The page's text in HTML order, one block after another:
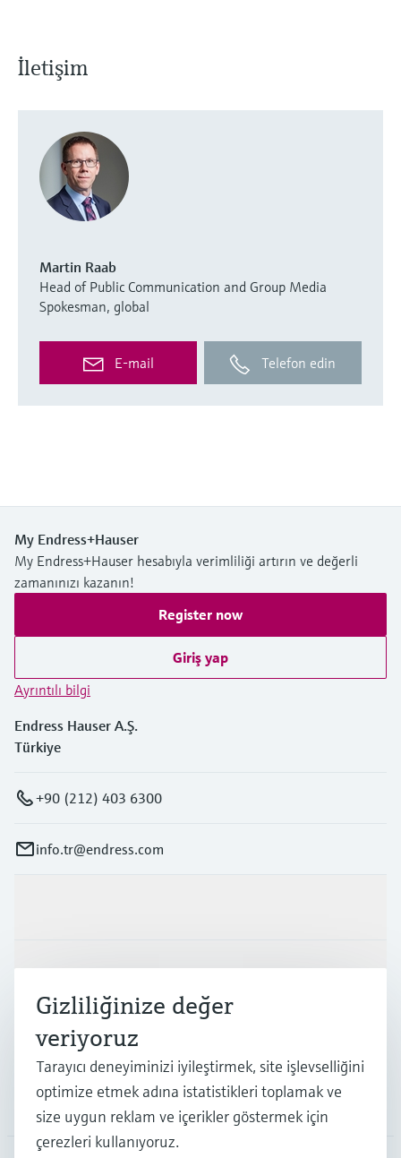
İletişim
Martin Raab
Head of Public Communication and Group Media
Spokesman, global
E-mail Telefon edin
My Endress+Hauser
My Endress+Hauser hesabıyla verimliliği artırın ve değerli
zamanınızı kazanın!
Register now
Giriş yap
Ayrıntılı bilgi
Endress Hauser A.Ş.
Türkiye
+90 (212) 403 6300
info.tr@endress.com
Endüstriler
Destek
Şirket
Gizliliğinize değer
veriyoruz
Tarayıcı deneyiminizi iyileştirmek, site işlevselliğini
optimize etmek adına istatistikleri toplamak ve
size uygun reklam ve içerikler göstermek için
çerezleri kullanıyoruz.